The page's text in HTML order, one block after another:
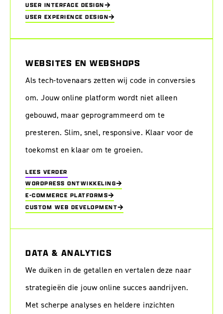
USER INTERFACE DESIGN
USER EXPERIENCE DESIGN
WEBSITES EN WEBSHOPS
Als tech-tovenaars zetten wij code in conversies
om. Jouw online platform wordt niet alleen
gebouwd, maar geprogrammeerd om te
presteren. Slim, snel, responsive. Klaar voor de
toekomst en klaar om te groeien.
LEES VERDER
WORDPRESS ONTWIKKELING
E-COMMERCE PLATFORMS
CUSTOM WEB DEVELOPMENT
DATA & ANALYTICS
We duiken in de getallen en vertalen deze naar
strategieën die jouw online succes aandrijven.
Met scherpe analyses en heldere inzichten